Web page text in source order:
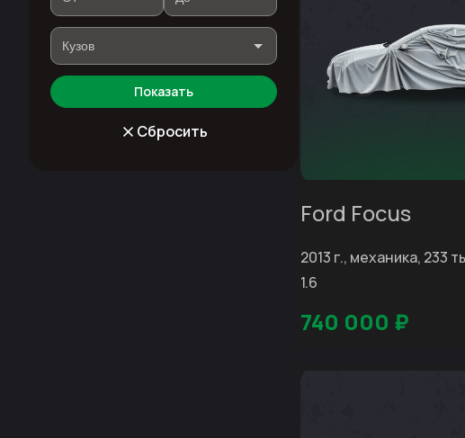
Показать
Сбросить
Ford Focus
2013 г., механика, 233
1.6
740 000 ₽